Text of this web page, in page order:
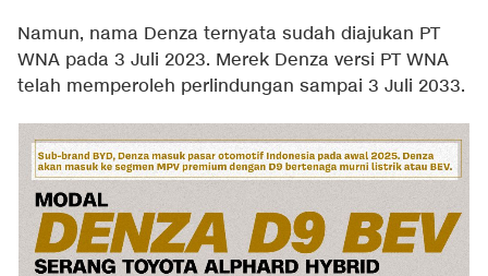
Namun, nama Denza ternyata sudah diajukan PT
WNA pada 3 Juli 2023. Merek Denza versi PT WNA
telah memperoleh perlindungan sampai 3 Juli 2033.